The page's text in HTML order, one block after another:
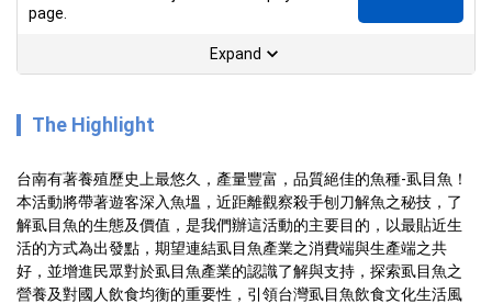
page.
Expand
The Highlight
台南有著養殖歷史上最悠久，產量豐富，品質絕佳的魚種-虱目魚！
本活動將帶著遊客深入魚塭，近距離觀察殺手刨刀解魚之秘技，了
解虱目魚的生態及價值，是我們辦這活動的主要目的，以最貼近生
活的方式為出發點，期望連結虱目魚產業之消費端與生產端之共
好，並增進民眾對於虱目魚產業的認識了解與支持，探索虱目魚之
營養及對國人飲食均衡的重要性，引領台灣虱目魚飲食文化生活風